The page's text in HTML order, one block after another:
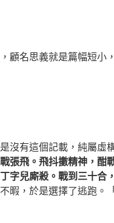
顧名思義就是篇幅短小
沒有這個記載，純屬
張飛。飛抖擻精神，酣
字兒廝殺。戰到三十合
暇，於是選擇了逃跑。「